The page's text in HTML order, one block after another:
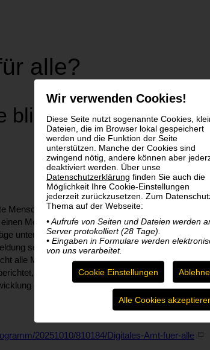
Wir verwenden Cookies!
Diese Seite nutzt sogenannte Cookies,
Dateien, die im Browser lokal gespeichert
werden und die Funktion der Seite
unterstützen. Manche der Cookies sind
zwingend nötig, andere können aber
deaktiviert werden. Über unse
Datenschutzerklärung finden Sie auch die
Möglichkeit Ihre Cookie-Einstellungen
jederzeit zurückzusetzen. Zum
Thema auf der Webseite:
• Aufrufe von Seiten und Dateien werden
Server protokolliert (28 Tage).
• Eingaben in Formulare werden
von uns verarbeitet.
Cookie Einstellungen
Alle Cookies
alle?
blinde Menschen die
Menschen kann die ID Austria ein wichtiges
Meldezettel anfordern, sich an einem
unterschreiben und Signaturen auf Authentizität
sehr schwierig. Um die ID-Austria
alle Menschen gut bedienen.
wie es um die Barrierefreiheit der ID-
des digitalen Amts miteinbezogen werden
20251010/810184/Digitales-Amt-fuer-alle